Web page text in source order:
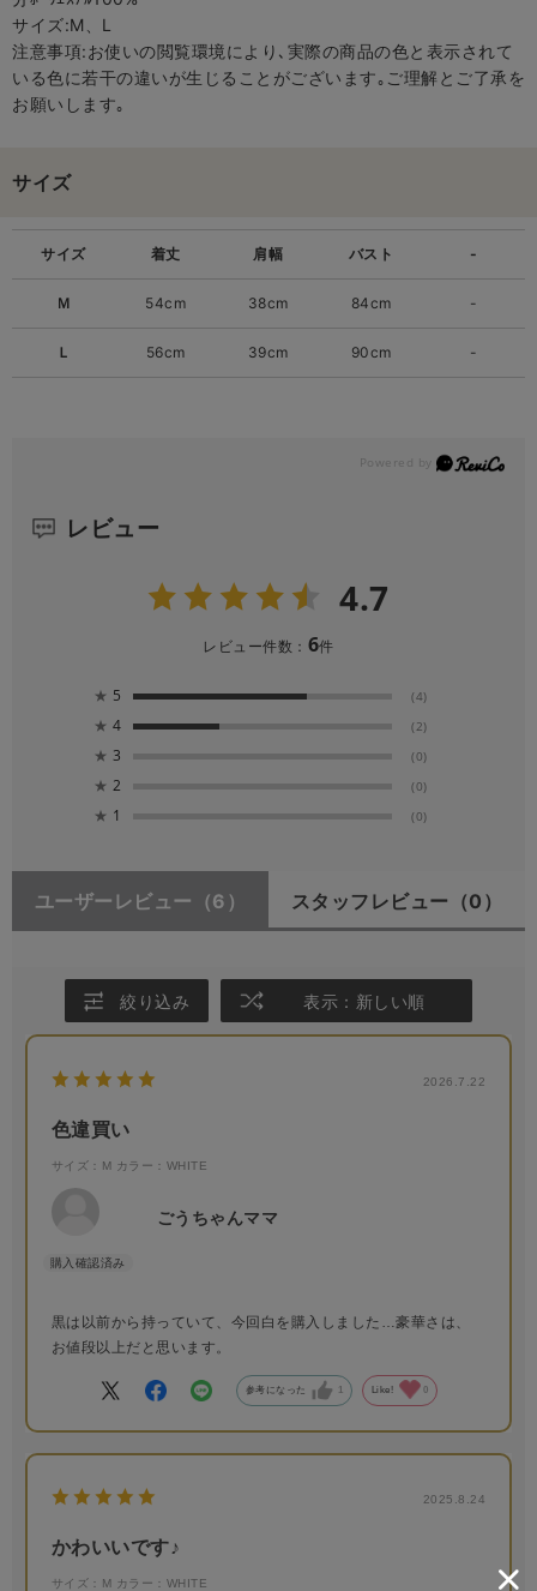
サイズ:M、L
注意事項:お使いの閲覧環境により､実際の商品の色と表示されて
いる色に若干の違いが生じることがございます｡ご理解とご了承を
お願いします｡
サイズ
サイズ
Ｍ
Ｌ
着丈
54cm
56cm
肩幅
38cm
39cm
バスト
84cm
90cm
-
-
-
レビュー
4.7
レビュー件数： 6件
★ 5 (4)
★ 4 (2)
★ 3 (0)
★ 2 (0)
★ 1 (0)
ユーザーレビュー （6） スタッフレビュー （0）
絞り込み 表示：新しい順
2026.7.22
色違買い
サイズ：M カラー：WHITE
ごうちゃんママ
黒は以前から持っていて、今回白を購入しました…豪華さは、
お値段以上だと思います。
参考になった 1 Like! 0
2025.8.24
かわいいです♪
サイズ：M カラー：WHITE